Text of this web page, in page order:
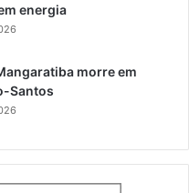
energia
morre em
Santos